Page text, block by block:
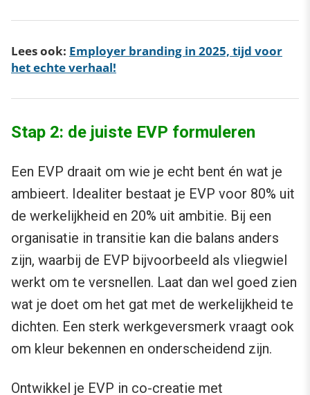
Lees ook: Employer branding in 2025, tijd voor
het echte verhaal!
Stap 2: de juiste EVP formuleren
Een EVP draait om wie je echt bent én wat je
ambieert. Idealiter bestaat je EVP voor 80% uit
de werkelijkheid en 20% uit ambitie. Bij een
organisatie in transitie kan die balans anders
zijn, waarbij de EVP bijvoorbeeld als vliegwiel
werkt om te versnellen. Laat dan wel goed zien
wat je doet om het gat met de werkelijkheid te
dichten. Een sterk werkgeversmerk vraagt ook
om kleur bekennen en onderscheidend zijn.
Ontwikkel je EVP in co-creatie met